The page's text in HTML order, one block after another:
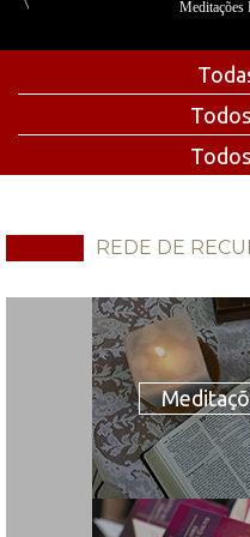
Meditações
REDE DE